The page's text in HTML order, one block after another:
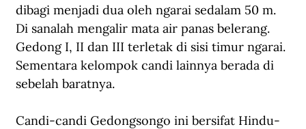
dibagi menjadi dua oleh ngarai sedalam 50 m.
Di sanalah mengalir mata air panas belerang.
Gedong I, II dan III terletak di sisi timur ngarai.
Sementara kelompok candi lainnya berada di
sebelah baratnya.
Candi-candi Gedongsongo ini bersifat Hindu-